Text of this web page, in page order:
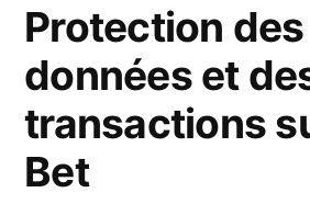
Protection des
données et
transactions
Bet